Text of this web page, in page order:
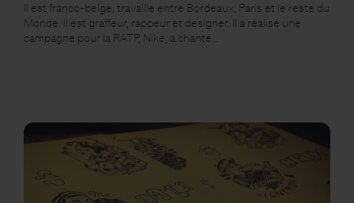
Il est franco-belge, travaille entre Bordeaux, Paris et le reste du
Monde. Il est graffeur, rappeur et designer. Il a réalisé une
campagne pour la RATP, Nike, a chanté…